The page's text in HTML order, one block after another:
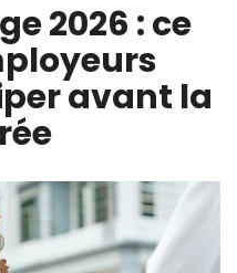
2026 : ce
avant la